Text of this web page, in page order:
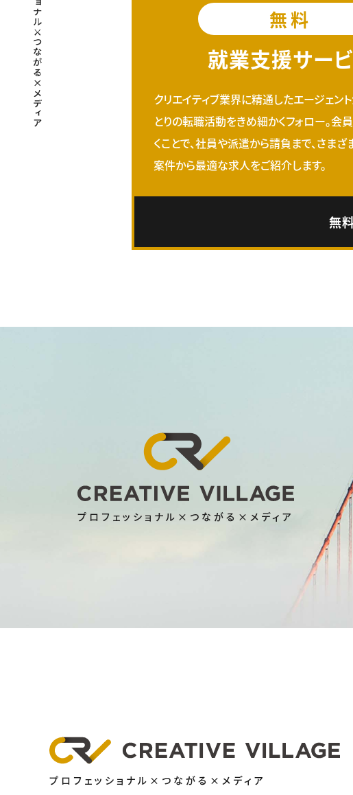
無料
就業支援サー
クリエイティブ業界に精通したエージェン
とりの転職活動をきめ細かくフォロー。会
くことで、社員や派遣から請負まで、さま
案件から最適な求人をご紹介します。
無
プロフェッショナル×つながる×メディア
プロフェッショナル×つながる×メディア